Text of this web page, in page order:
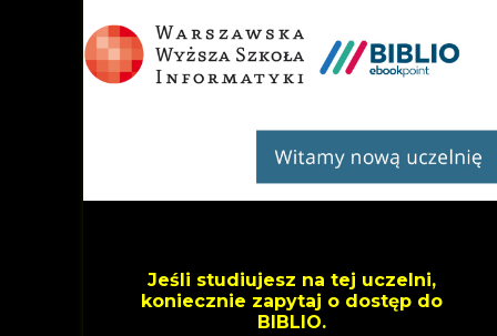
Jeśli studiujesz na tej uczelni,
koniecznie zapytaj o dostęp do
BIBLIO.